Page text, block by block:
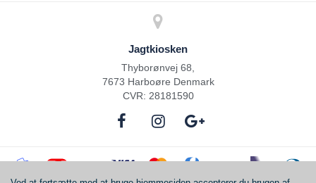
Jagtkiosken
Thyborønvej 68,
7673 Harboøre Denmark
CVR: 28181590